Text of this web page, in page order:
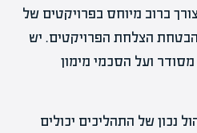
ברוב מיוחס בפרויקטים של
הצלחת הפרויקטים. יש
ועל הסכמי מימון
נכון של התהליכים יכולים